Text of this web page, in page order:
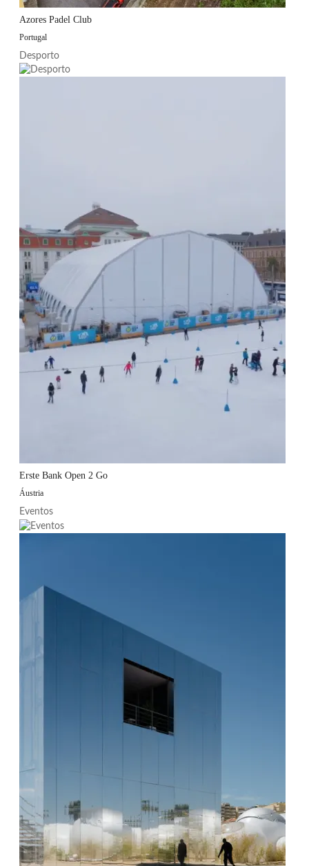
Azores Padel Club
Portugal
Desporto
Erste Bank Open 2 Go
Áustria
Eventos